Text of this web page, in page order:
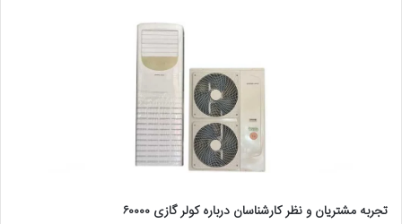
تجربه مشتریان و نظر کارشناسان درباره کولر گازی ۶۰۰۰۰